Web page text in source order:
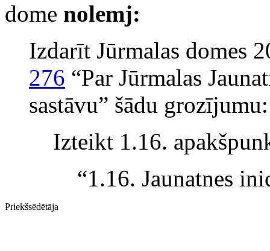
dome nolemj:
Izdarīt Jūrmalas domes
276 “Par Jūrmalas
sastāvu” šādu grozījumu:
Izteikt 1.16.
“1.16. Jaunatnes
Priekšsēdētāja